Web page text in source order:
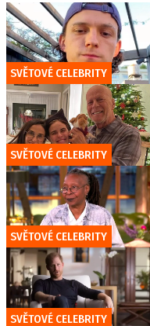
SVĚTOVÉ CELEBRITY
SVĚTOVÉ CELEBRITY
SVĚTOVÉ CELEBRITY
SVĚTOVÉ CELEBRITY